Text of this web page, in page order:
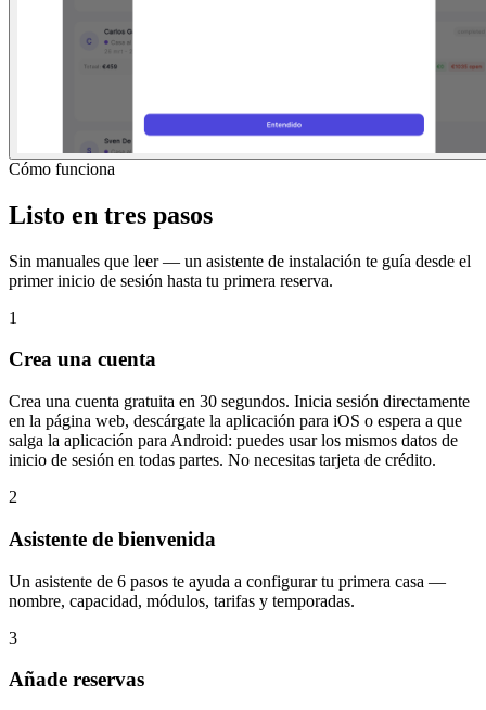
Cómo funciona
Listo en tres pasos
Sin manuales que leer — un asistente de instalación te guía desde el
primer inicio de sesión hasta tu primera reserva.
1
Crea una cuenta
Crea una cuenta gratuita en 30 segundos. Inicia sesión directamente
en la página web, descárgate la aplicación para iOS o espera a que
salga la aplicación para Android: puedes usar los mismos datos de
inicio de sesión en todas partes. No necesitas tarjeta de crédito.
2
Asistente de bienvenida
Un asistente de 6 pasos te ayuda a configurar tu primera casa —
nombre, capacidad, módulos, tarifas y temporadas.
3
Añade reservas